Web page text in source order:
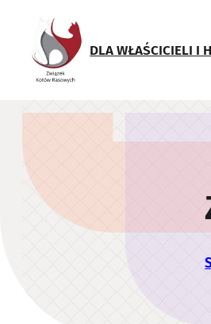
treści
DLA WŁAŚCICIELI I